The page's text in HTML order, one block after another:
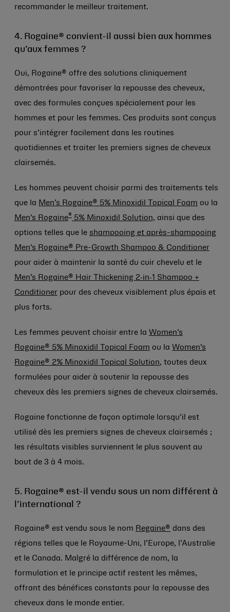
recommander le meilleur traitement.
4. Rogaine® convient-il aussi bien aux hommes
qu’aux femmes ?
Oui, Rogaine® offre des solutions cliniquement
démontrées pour favoriser la repousse des cheveux,
avec des formules conçues spécialement pour les
hommes et pour les femmes. Ces produits sont conçus
pour s’intégrer facilement dans les routines
quotidiennes et traiter les premiers signes de cheveux
clairsemés.
Les hommes peuvent choisir parmi des traitements tels
que la Men’s Rogaine® 5% Minoxidil Topical Foam ou la
Men’s Rogaine® 5% Minoxidil Solution, ainsi que des
options telles que le shampooing et après-shampooing
Men’s Rogaine® Pre-Growth Shampoo & Conditioner
pour aider à maintenir la santé du cuir chevelu et le
Men’s Rogaine® Hair Thickening 2‑in‑1 Shampoo +
Conditioner pour des cheveux visiblement plus épais et
plus forts.
Les femmes peuvent choisir entre la Women’s
Rogaine® 5% Minoxidil Topical Foam ou la Women’s
Rogaine® 2% Minoxidil Topical Solution, toutes deux
formulées pour aider à soutenir la repousse des
cheveux dès les premiers signes de cheveux clairsemés.
Rogaine fonctionne de façon optimale lorsqu’il est
utilisé dès les premiers signes de cheveux clairsemés ;
les résultats visibles surviennent le plus souvent au
bout de 3 à 4 mois.
5. Rogaine® est-il vendu sous un nom différent à
l’international ?
Rogaine® est vendu sous le nom Regaine® dans des
régions telles que le Royaume-Uni, l’Europe, l’Australie
et le Canada. Malgré la différence de nom, la
formulation et le principe actif restent les mêmes,
offrant des bénéfices constants pour la repousse des
cheveux dans le monde entier.